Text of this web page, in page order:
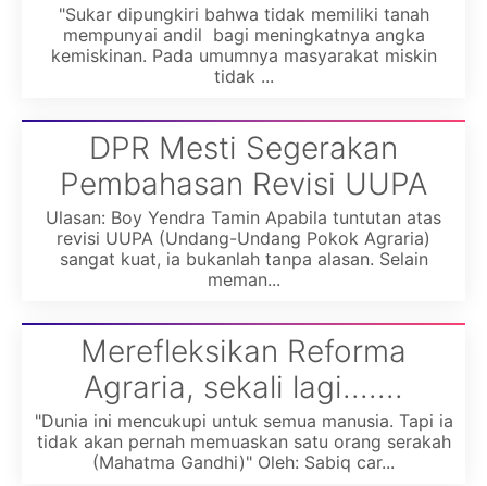
"Sukar dipungkiri bahwa tidak memiliki tanah
mempunyai andil bagi meningkatnya angka
kemiskinan. Pada umumnya masyarakat miskin
tidak ...
DPR Mesti Segerakan
Pembahasan Revisi UUPA
Ulasan: Boy Yendra Tamin Apabila tuntutan atas
revisi UUPA (Undang-Undang Pokok Agraria)
sangat kuat, ia bukanlah tanpa alasan. Selain
meman...
Merefleksikan Reforma
Agraria, sekali lagi.......
"Dunia ini mencukupi untuk semua manusia. Tapi ia
tidak akan pernah memuaskan satu orang serakah
(Mahatma Gandhi)" Oleh: Sabiq car...